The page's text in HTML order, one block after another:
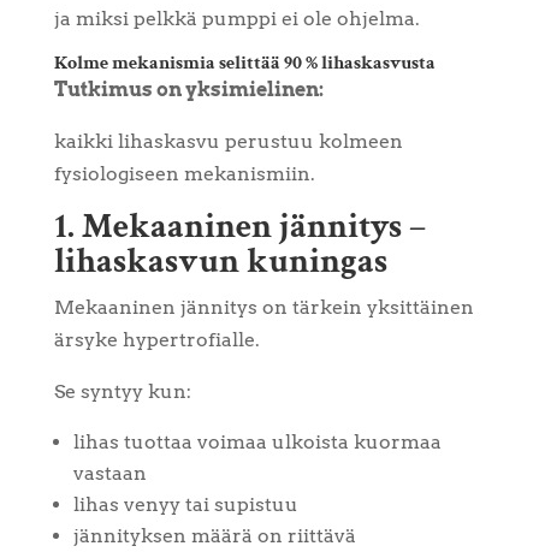
ja miksi pelkkä pumppi ei ole ohjelma.
Kolme mekanismia selittää 90 % lihaskasvusta
Tutkimus on yksimielinen:
kaikki lihaskasvu perustuu kolmeen
fysiologiseen mekanismiin.
1. Mekaaninen jännitys –
lihaskasvun kuningas
Mekaaninen jännitys on tärkein yksittäinen
ärsyke hypertrofialle.
Se syntyy kun:
lihas tuottaa voimaa ulkoista kuormaa
vastaan
lihas venyy tai supistuu
jännityksen määrä on riittävä